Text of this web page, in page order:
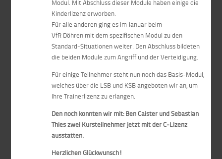
Modul. Mit Abschluss dieser Module haben einige die
Kinderlizenz erworben.
Für alle anderen ging es im Januar beim
VfR Döhren mit dem spezifischen Modul zu den
Standard-Situationen weiter. Den Abschluss bildeten
die beiden Module zum Angriff und der Verteidigung.
Für einige Teilnehmer steht nun noch das Basis-Modul,
welches über die LSB und KSB angeboten wir an, um
Ihre Trainerlizenz zu erlangen.
Den noch konnten wir mit: Ben Caister und Sebastian
Thies zwei Kursteilnehmer jetzt mit der C-Lizenz
ausstatten.
Herzlichen Glückwunsch!